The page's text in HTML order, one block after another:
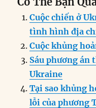
c
e
b
o
o
k
k
e
d
I
n
ai
l
Cuộc chiến ở
tình hình địa
Cuộc khủng
Sáu phương án
Ukraine
Tại sao khủng
lỗi của phương